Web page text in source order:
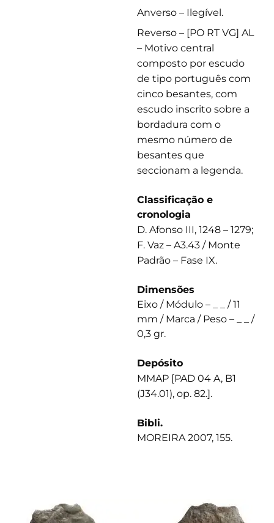
Anverso – Ilegível.
Reverso – [PO RT VG] AL
– Motivo central
composto por escudo
de tipo português com
cinco besantes, com
escudo inscrito sobre a
bordadura com o
mesmo número de
besantes que
seccionam a legenda.
Classificação e
cronologia
D. Afonso III, 1248 – 1279;
F. Vaz – A3.43 / Monte
Padrão – Fase IX.
Dimensões
Eixo / Módulo – _ _ / 11
mm / Marca / Peso – _ _ /
0,3 gr.
Depósito
MMAP [PAD 04 A, B1
(J34.01), op. 82.].
Bibli.
MOREIRA 2007, 155.